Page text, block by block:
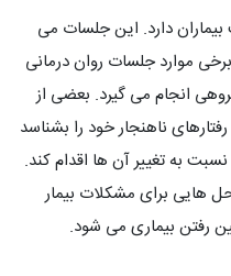
دارد. این جلسات می
موارد جلسات روان درمانی
انجام می گیرد. بعضی از
ناهنجار خود را بشناسد
نسبت به تغییر آن ها اقدام کند.
هایی برای مشکلات بیمار
رفتن بیماری می شود.